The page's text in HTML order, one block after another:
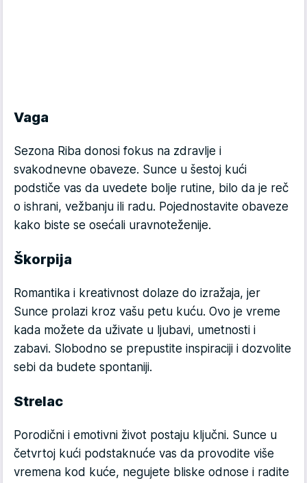
Vaga
Sezona Riba donosi fokus na zdravlje i
svakodnevne obaveze. Sunce u šestoj kući
podstiče vas da uvedete bolje rutine, bilo da je reč
o ishrani, vežbanju ili radu. Pojednostavite obaveze
kako biste se osećali uravnoteženije.
Škorpija
Romantika i kreativnost dolaze do izražaja, jer
Sunce prolazi kroz vašu petu kuću. Ovo je vreme
kada možete da uživate u ljubavi, umetnosti i
zabavi. Slobodno se prepustite inspiraciji i dozvolite
sebi da budete spontaniji.
Strelac
Porodični i emotivni život postaju ključni. Sunce u
četvrtoj kući podstaknuće vas da provodite više
vremena kod kuće, negujete bliske odnose i radite